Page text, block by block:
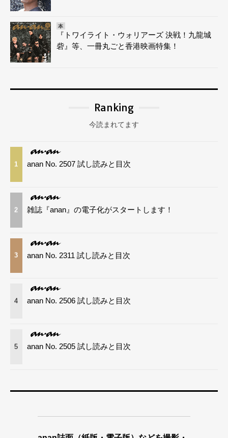
本
『トワイライト・ウォリアーズ 決戦！九龍城
砦』等、一冊丸ごと香港映画特集！
Ranking
今読まれてます
1 anan No. 2507 試し読みと目次
2 雑誌『anan』の電子化がスタートします！
3 anan No. 2311 試し読みと目次
4 anan No. 2506 試し読みと目次
5 anan No. 2505 試し読みと目次